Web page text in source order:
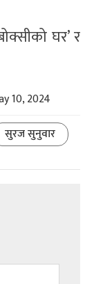
घर’ र
10, 2024
सुरज सुनुवार